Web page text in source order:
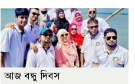
আজ বন্ধু দিবস